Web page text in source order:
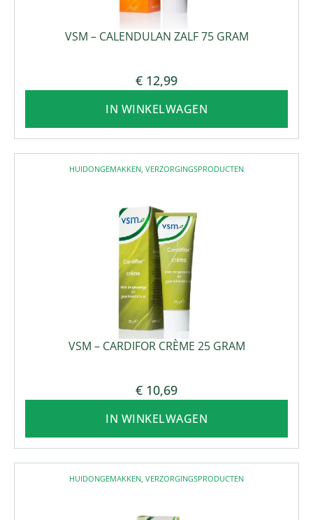
VSM – CALENDULAN ZALF 75 GRAM
€ 12,99
IN WINKELWAGEN
HUIDONGEMAKKEN VERZORGINGSPRODUCTEN
VSM – CARDIFOR CRÈME 25 GRAM
€ 10,69
IN WINKELWAGEN
HUIDONGEMAKKEN VERZORGINGSPRODUCTEN